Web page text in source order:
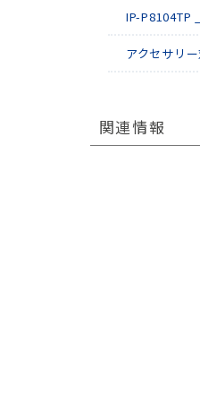
IP-P8104TP
アクセサリ
関連情報